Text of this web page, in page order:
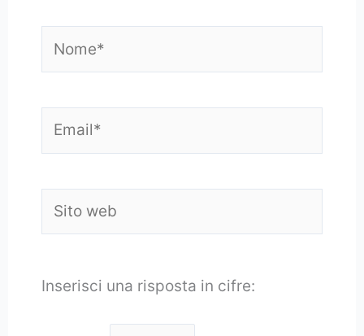
web
Inserisci una risposta in cifre: